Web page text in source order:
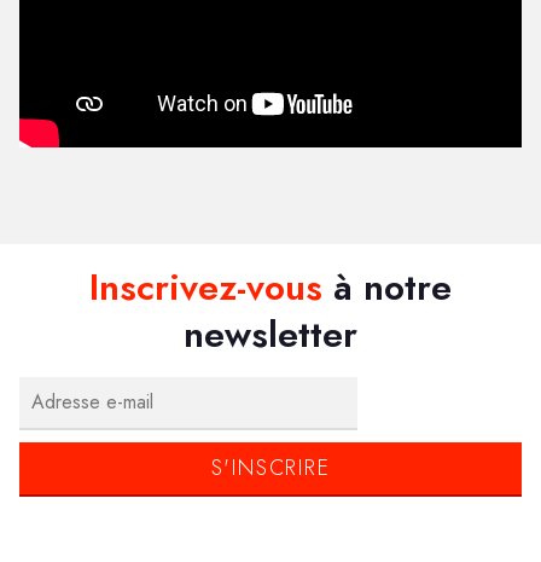
Inscrivez-vous à notre
newsletter